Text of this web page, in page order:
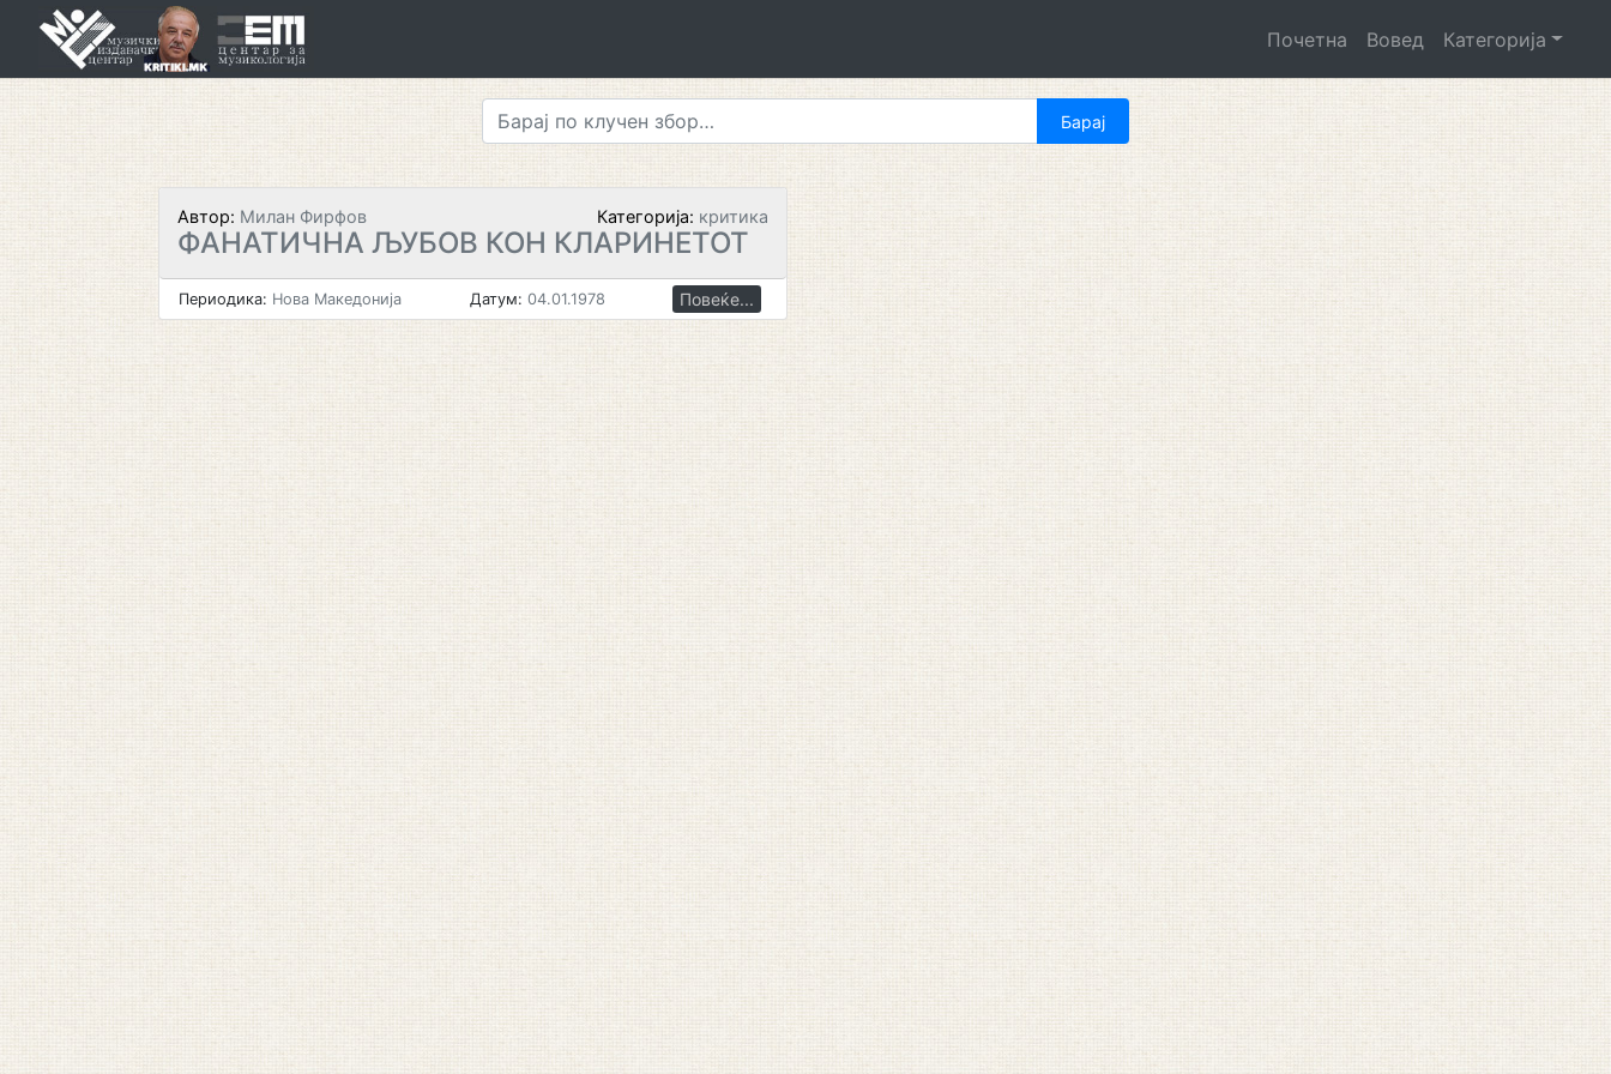
Почетна Вовед Категорија
Автор: Милан Фирфов Категорија: критика
ФАНАТИЧНА ЉУБОВ КОН КЛАРИНЕТОТ
Периодика: Нова Македонија Датум: 04.01.1978 Повеќе...